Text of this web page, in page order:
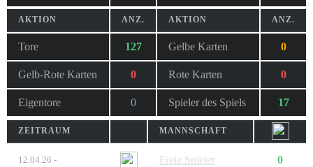
AKTION ANZ. AKTION ANZ.
Tore 127 Gelbe Karten 0
Gelb-Rote Karten 0 Rote Karten 0
Eigentore 0 Spieler des Spiels 17
ZEITRAUM MANNSCHAFT
12.04.26 - Freie Spieler 0